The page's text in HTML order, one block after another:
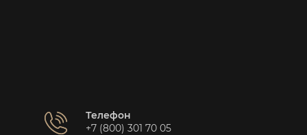
Телефон
+7 (800) 301 70 05